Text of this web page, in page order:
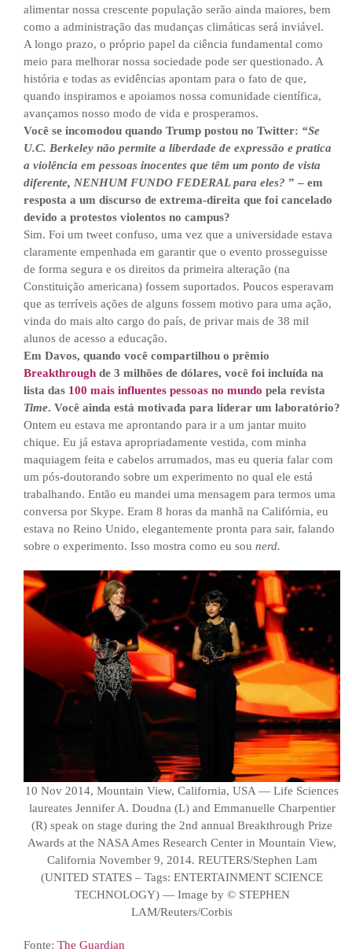
alimentar nossa crescente população serão ainda maiores, bem
como a administração das mudanças climáticas será inviável.
A longo prazo, o próprio papel da ciência fundamental como
meio para melhorar nossa sociedade pode ser questionado. A
história e todas as evidências apontam para o fato de que,
quando inspiramos e apoiamos nossa comunidade científica,
avançamos nosso modo de vida e prosperamos.
Você se incomodou quando Trump postou no Twitter: “Se
U.C. Berkeley não permite a liberdade de expressão e pratica
a violência em pessoas inocentes que têm um ponto de vista
diferente, NENHUM FUNDO FEDERAL para eles? ” – em
resposta a um discurso de extrema-direita que foi cancelado
devido a protestos violentos no campus?
Sim. Foi um tweet confuso, uma vez que a universidade estava
claramente empenhada em garantir que o evento prosseguisse
de forma segura e os direitos da primeira alteração (na
Constituição americana) fossem suportados. Poucos esperavam
que as terríveis ações de alguns fossem motivo para uma ação,
vinda do mais alto cargo do país, de privar mais de 38 mil
alunos de acesso a educação.
Em Davos, quando você compartilhou o prêmio
Breakthroughde 3 milhões de dólares, você foi incluída na
lista das 100 mais influentes pessoas no mundo pela revista
Time. Você ainda está motivada para liderar um laboratório?
Ontem eu estava me aprontando para ir a um jantar muito
chique. Eu já estava apropriadamente vestida, com minha
maquiagem feita e cabelos arrumados, mas eu queria falar com
um pós-doutorando sobre um experimento no qual ele está
trabalhando. Então eu mandei uma mensagem para termos uma
conversa por Skype. Eram 8 horas da manhã na Califórnia, eu
estava no Reino Unido, elegantemente pronta para sair, falando
sobre o experimento. Isso mostra como eu sou nerd.
10 Nov 2014, Mountain View, California, USA — Life Sciences
laureates Jennifer A. Doudna (L) and Emmanuelle Charpentier
(R) speak on stage during the 2nd annual Breakthrough Prize
Awards at the NASA Ames Research Center in Mountain View,
California November 9, 2014. REUTERS/Stephen Lam
(UNITED STATES – Tags: ENTERTAINMENT SCIENCE
TECHNOLOGY) — Image by © STEPHEN
LAM/Reuters/Corbis
Fonte: The Guardian